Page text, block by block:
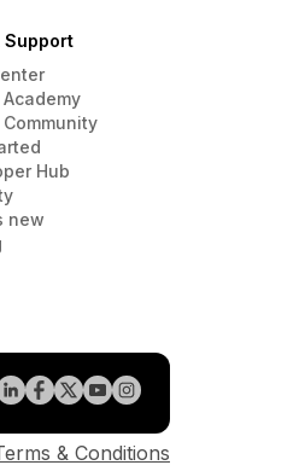
Support
Hub
new
& Conditions